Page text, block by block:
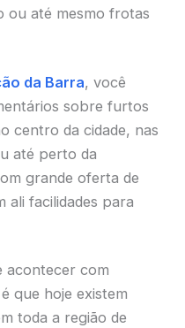
ou até mesmo frotas
da Barra, você
sobre furtos
centro da cidade, nas
até perto da
grande oferta de
ali facilidades para
acontecer com
que hoje existem
toda a região de